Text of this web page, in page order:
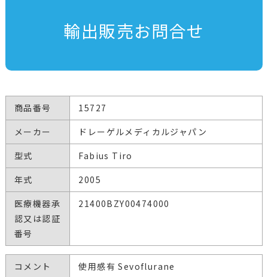
輸出販売お問合せ
商品番号
15727
メーカー
ドレーゲルメディカルジャパン
型式
Fabius Tiro
年式
2005
医療機器承
認又は認証
番号
21400BZY00474000
コメント 使用感有 Sevoflurane